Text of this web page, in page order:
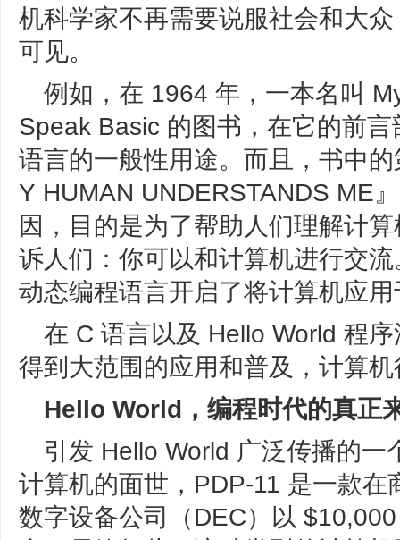
机科学家不再需要说服社会和大
可见。
例如，在 1964 年，一本名叫
Speak Basic 的图书，在它的前
语言的一般性用途。而且，书中
Y HUMAN UNDERSTANDS ME
因，目的是为了帮助人们理解计
诉人们：你可以和计算机进行交
动态编程语言开启了将计算机应
在 C 语言以及 Hello World 程
得到大范围的应用和普及，计算
Hello World，编程时代的真正
引发 Hello World 广泛传播的
计算机的面世，PDP-11 是一款
数字设备公司（DEC）以